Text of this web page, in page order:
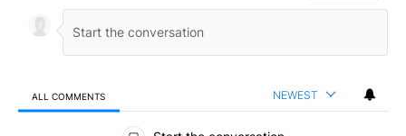
ALL COMMENTS NEWEST
All Comments